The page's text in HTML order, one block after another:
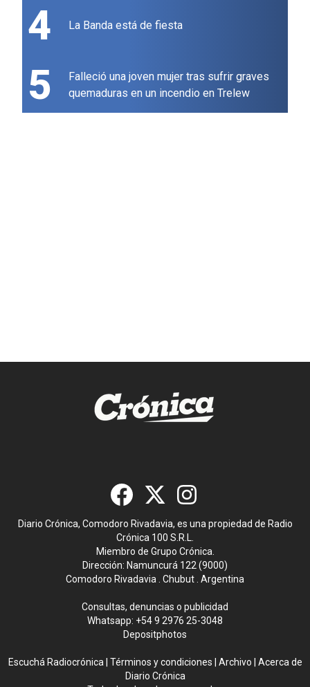
4 La Banda está de fiesta
5
Falleció una joven mujer tras sufrir graves
quemaduras en un incendio en Trelew
Diario Crónica, Comodoro Rivadavia, es una propiedad de Radio
Crónica 100 S.R.L.
Miembro de Grupo Crónica.
Dirección: Namuncurá 122 (9000)
Comodoro Rivadavia . Chubut . Argentina
Consultas, denuncias o publicidad
Whatsapp: +54 9 2976 25-3048
Depositphotos
Escuchá Radiocrónica Términos y condiciones Archivo
Acerca de
Diario Crónica